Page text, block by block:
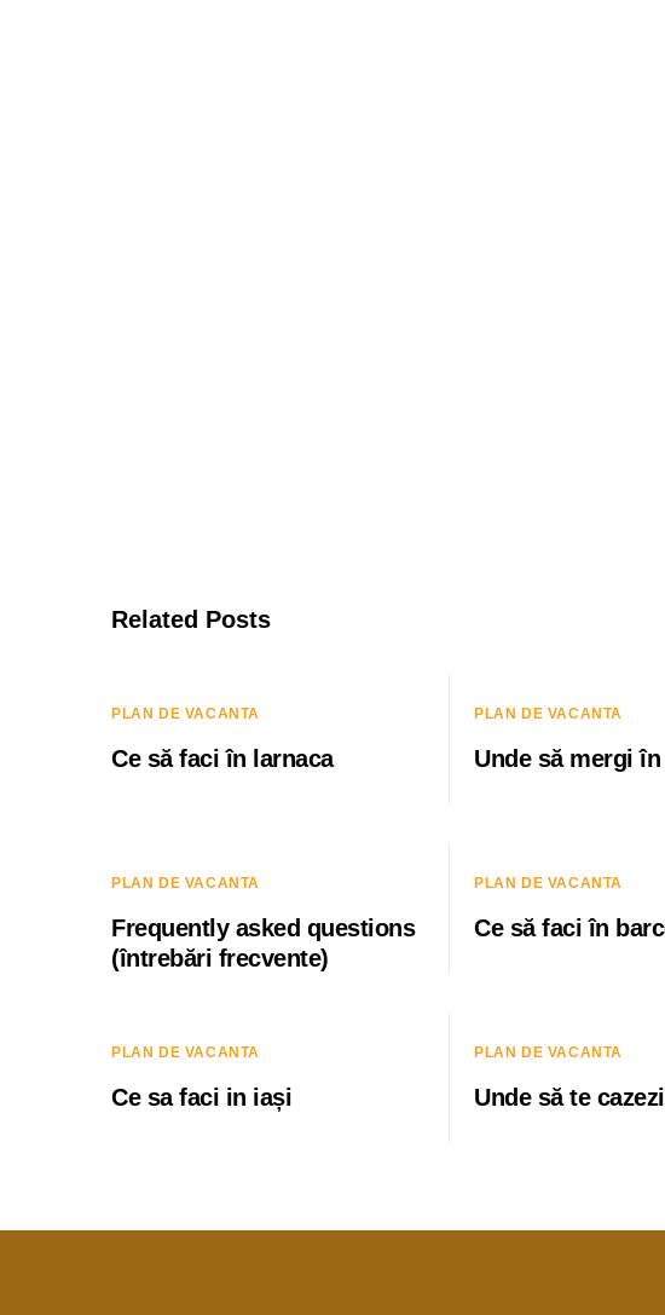
Related Posts
PLAN DE VACANTA
Ce să faci în larnaca
PLAN DE VACANTA
Unde să mergi
PLAN DE VACANTA
Frequently asked questions
(întrebări frecvente)
PLAN DE VACANTA
Ce să faci în
PLAN DE VACANTA
Ce sa faci in iași
PLAN DE VACANTA
Unde să te